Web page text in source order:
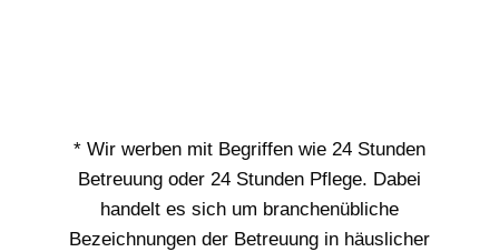
* Wir werben mit Begriffen wie 24 Stunden
Betreuung oder 24 Stunden Pflege. Dabei
handelt es sich um branchenübliche
Bezeichnungen der Betreuung in häuslicher